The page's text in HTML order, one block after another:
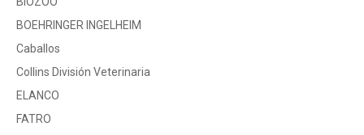
BOEHRINGER INGELHEIM
Caballos
Collins División Veterinaria
ELANCO
FATRO